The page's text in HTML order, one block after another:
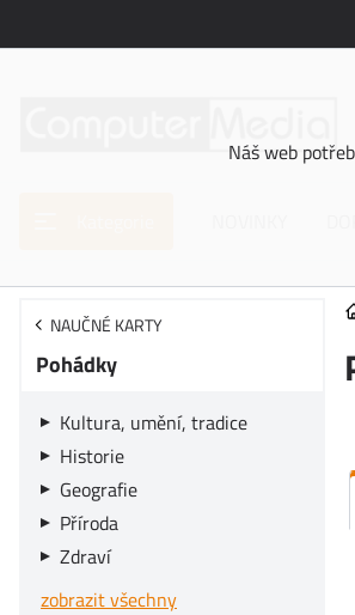
Náš web
NAUČNÉ KARTY
Pohádky
Kultura, umění, tradice
Historie
Geografie
Příroda
Zdraví
zobrazit všechny